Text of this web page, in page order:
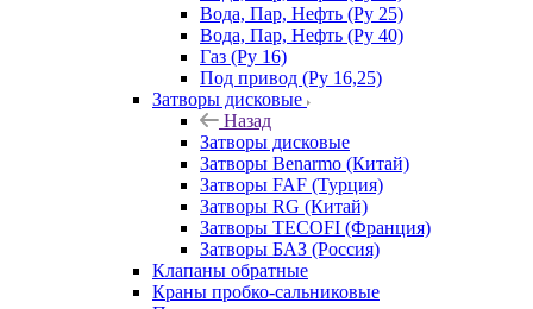
Вода, Пар, Нефть (Ру 25)
Вода, Пар, Нефть (Ру 40)
Газ (Ру 16)
Под привод (Ру 16,25)
Затворы дисковые
Назад
Затворы дисковые
Затворы Benarmo (Китай)
Затворы FAF (Турция)
Затворы RG (Китай)
Затворы TECOFI (Франция)
Затворы БАЗ (Россия)
Клапаны обратные
Краны пробко-сальниковые